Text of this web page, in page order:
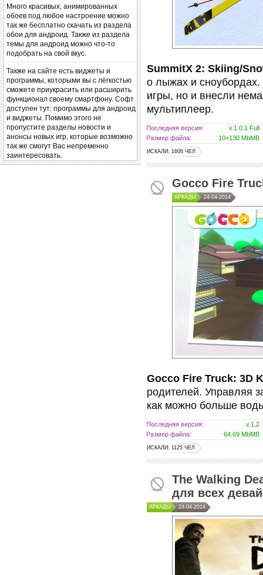
Много красивых, анимированных
обоев под любое настроение можно
так же бесплатно скачать из раздела
обои для андроид. Также из раздела
темы для андроид можно что-то
подобрать на свой вкус.
Также на сайте есть виджеты и
программы, которыми вы с лёгкостью
сможете приукрасить или расширить
функционал своему смартфону. Софт
доступен тут: программы для андроид
и виджеты. Помимо этого не
пропустите разделы новости и
анонсы новых игр, которые возможно
так же смогут Вас непременно
заинтересовать.
SummitX 2: Skiing/
о лыжах и
игры, но и внесли
мультиплеер.
Последняя версия:
v.1.0.1 Full
Размер файла:
10+130 MbMB
ИСКАЛИ: 1606 ЧЕЛ
Gocco Fire
АРКАДЫ 24-04-2014
Gocco Fire Truck: 3D
родителей. Управляя
как можно больше
Последняя версия:
v.1,2
Размер файла:
64.69 MbMB
ИСКАЛИ: 1125 ЧЕЛ
The Walking
для всех
АРКАДЫ 24-04-2014